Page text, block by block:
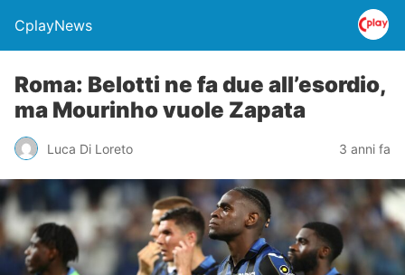
CplayNews
Roma: Belotti ne fa due all’esordio,
ma Mourinho vuole Zapata
Luca Di Loreto 3 anni fa